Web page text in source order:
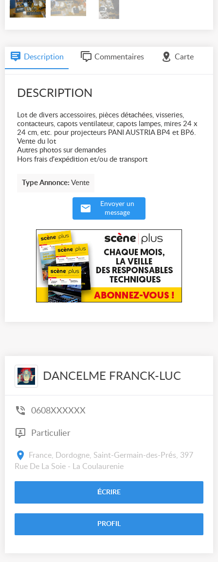
Description Commentaires Carte
DESCRIPTION
Lot de divers accessoires, pièces détachées, visseries,
contacteurs, capots ventilateur, capots lampes, mires 24 x
24 cm, etc. pour projecteurs PANI AUSTRIA BP4 et BP6.
Vente du lot
Autres photos sur demandes
Hors frais d'expédition et/ou de transport
Type Annonce: Vente
Envoyer un
message
DANCELME FRANCK-LUC
0608XXXXXX
Particulier
France, Dordogne, Saint-Germain-des-Prés, 397
Rue De La Soie - La Coulaurenie
ÉCRIRE
PROFIL